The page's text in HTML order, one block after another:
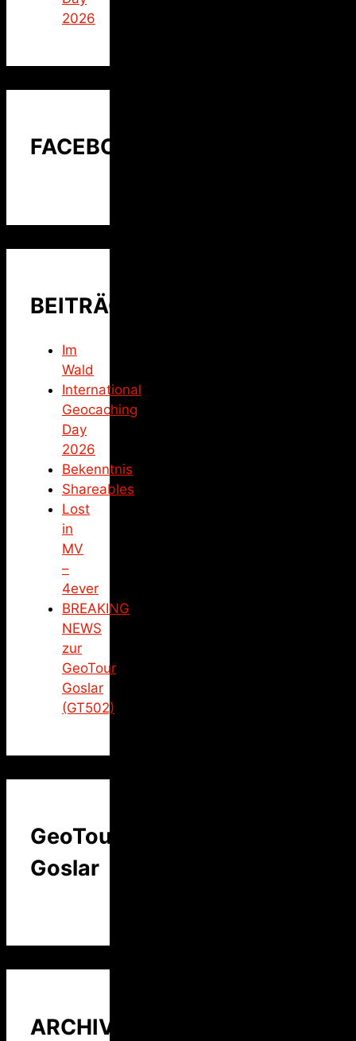
2026
FACEBOOK
BEITRÄGE
Im
Wald
International
Geocaching
Day
2026
Bekenntnis
Shareables
Lost
in
MV
–
4ever
BREAKING
NEWS
zur
GeoTour
Goslar
(GT502)
GeoTour
Goslar
ARCHIV